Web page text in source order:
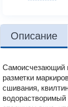
Описание
Самоисчезающий
разметки
сшивания,
водорастворимый